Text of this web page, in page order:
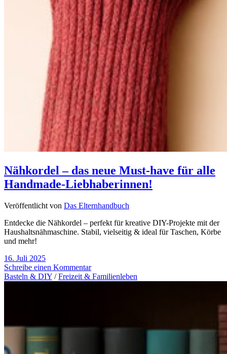
Nähkordel – das neue Must-have für alle
Handmade-Liebhaberinnen!
Veröffentlicht von Das Elternhandbuch
Entdecke die Nähkordel – perfekt für kreative DIY-Projekte mit der
Haushaltsnähmaschine. Stabil, vielseitig & ideal für Taschen, Körbe
und mehr!
16. Juli 2025
Schreibe einen Kommentar
Basteln & DIY /Freizeit & Familienleben